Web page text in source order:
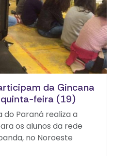
da Gincana
feira (19)
do Paraná realiza a
os alunos da rede
no Noroeste